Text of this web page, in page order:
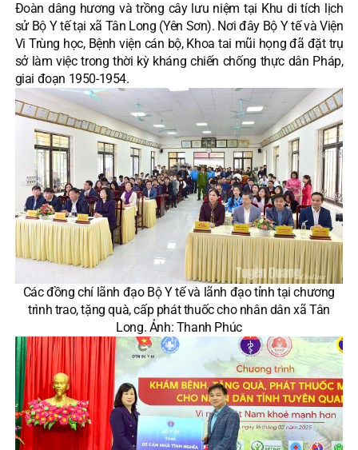
Đoàn dâng hương và trồng cây lưu niệm tại Khu di tích lịch
sử Bộ Y tế tại xã Tân Long (Yên Sơn). Nơi đây Bộ Y tế và Viện
Vi Trùng học, Bệnh viện cán bộ, Khoa tai mũi họng đã đặt trụ
sở làm việc trong thời kỳ kháng chiến chống thực dân Pháp,
giai đoạn 1950-1954.
Các đồng chí lãnh đạo Bộ Y tế và lãnh đạo tỉnh tại chương
trình trao, tặng quà, cấp phát thuốc cho nhân dân xã Tân
Long. Ảnh: Thanh Phúc